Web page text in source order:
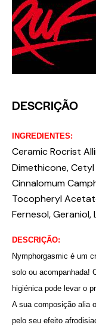
DESCRIÇÃO
INGREDIENTES:
Ceramic Rocrist
Dimethicone,
Cinnalomum
Tocopheryl
Fernesol, Geraniol,
DESCRIÇÃO:
Nymphorgasmic é um
solo ou acompanhada!
higiénica pode levar o
A sua composição alia
pelo seu efeito